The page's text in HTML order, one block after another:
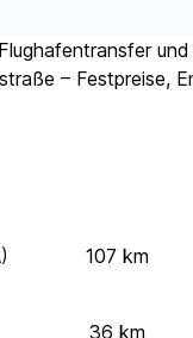
– Festpreise,
107 km
36 km